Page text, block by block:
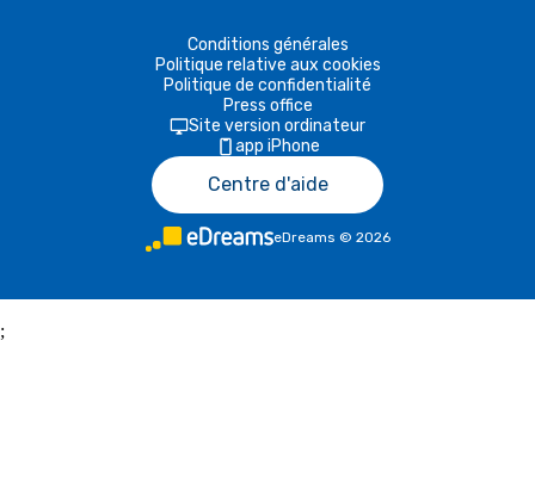
Conditions générales
Politique relative aux cookies
Politique de confidentialité
Press office
Site version ordinateur
app iPhone
Centre d'aide
eDreams © 2026
;